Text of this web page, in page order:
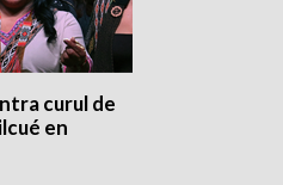
curul de
en